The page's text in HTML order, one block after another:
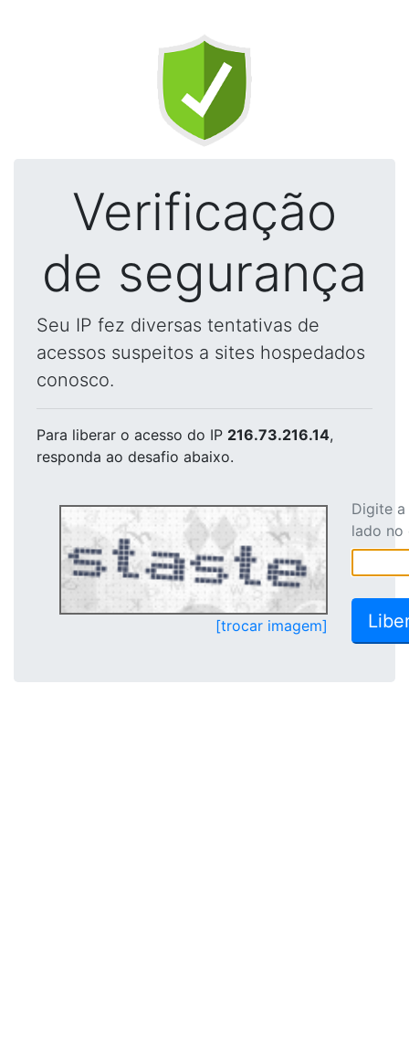
Verificação
de segurança
Seu IP fez diversas tentativas de
acessos suspeitos a sites hospedados
conosco.
Para liberar o acesso do IP 216.73.216.14,
responda ao desafio abaixo.
[trocar imagem]
Digite
lado no